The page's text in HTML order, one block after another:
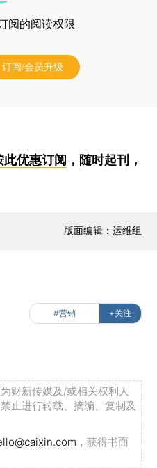
阅的阅读权限
订阅/会员升级
此优惠订阅 ，随时起刊，
版面编辑：运维组
#营销 +关注
财新传媒及/或相关权利人
止进行转载、摘编、复制及
，获得书面